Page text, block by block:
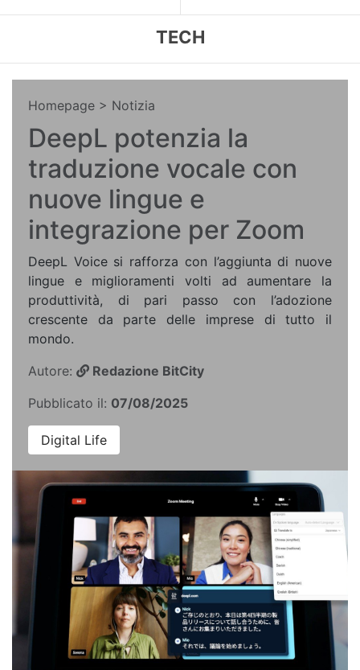
TECH
Homepage > Notizia
DeepL potenzia la
traduzione vocale con
nuove lingue e
integrazione per Zoom
DeepL Voice si rafforza con l’aggiunta di nuove
lingue e miglioramenti volti ad aumentare la
produttività, di pari passo con l’adozione
crescente da parte delle imprese di tutto il
mondo.
Autore:
Redazione BitCity
Pubblicato il: 07/08/2025
Digital Life